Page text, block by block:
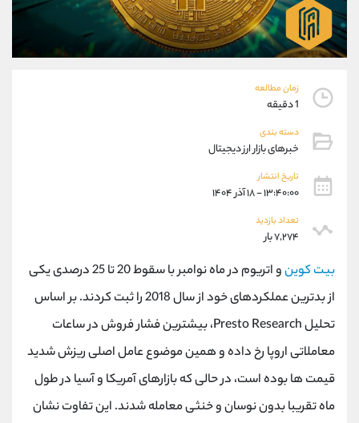
زمان مطالعه
1 دقیقه
دسته بندی
خبرهای بازار ارز دیجیتال
تاریخ انتشار
۱۳:۴۰:۰۰ - ۱۸ آذر ۱۴۰۴
تعداد بازدید
۷,۲۷۴ بار
بیت کوین
و اتریوم در ماه نوامبر با سقوط 20 تا 25 درصدی یکی
از بدترین عملکردهای خود از سال 2018 را ثبت کردند. بر اساس
تحلیل Presto Research، بیشترین فشار فروش در ساعات
معاملاتی اروپا رخ داده و همین موضوع عامل اصلی ریزش شدید
قیمت ها بوده است، در حالی‌ که بازارهای آمریکا و آسیا در طول
ماه تقریبا بدون نوسان و خنثی معامله شدند. این تفاوت نشان
09101364784
واتساپ
تلگرام @Armteam_admin_104
پشتیبان فروش
موبایل
واتساپ
تلگرام
داخلی
اطلاعات تماس
021-22021030
بدون پیش شماره 90001030
اینستاگرام @alireza.mehrabii
کانال تلگرام @alirezamehrabi_com